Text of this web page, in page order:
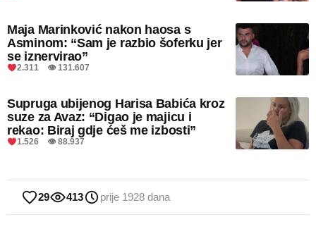
Maja Marinković nakon haosa s
Asminom: “Sam je razbio šoferku jer
se iznervirao”
2.311 👁 131.607
Supruga ubijenog Harisa Babića kroz
suze za Avaz: “Digao je majicu i
rekao: Biraj gdje ćeš me izbosti”
1.526 👁 88.937
29 413 prije 1928 dana